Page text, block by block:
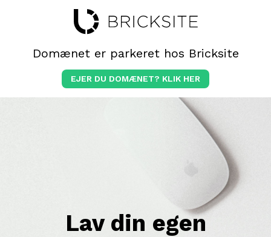
Domænet er parkeret hos Bricksite
EJER DU DOMÆNET? KLIK HER
Lav din egen